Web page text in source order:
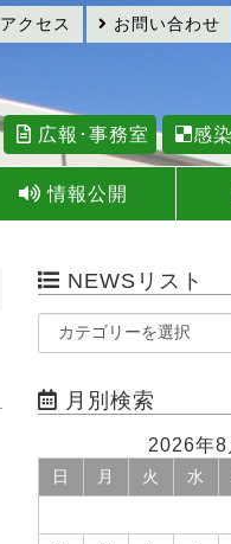
お問い合わせ
アクセス
広報･事務室 感
情報公開
NEWSリスト
月別検索
2026年8
日 月 火 水